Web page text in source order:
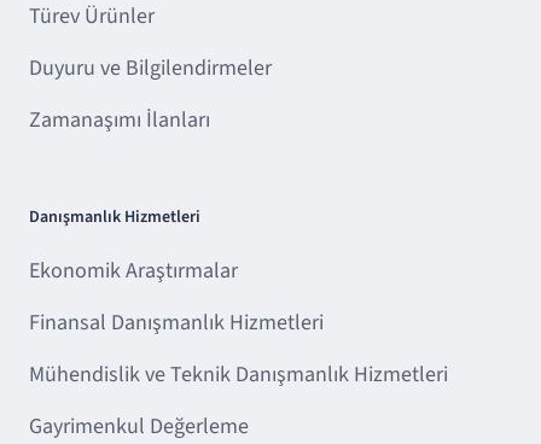
Türev Ürünler
Duyuru ve Bilgilendirmeler
Zamanaşımı İlanları
Danışmanlık Hizmetleri
Ekonomik Araştırmalar
Finansal Danışmanlık Hizmetleri
Mühendislik ve Teknik Danışmanlık Hizmetleri
Gayrimenkul Değerleme